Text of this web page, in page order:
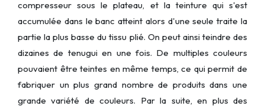
compresseur sous le plateau, et la teinture qui s'est
accumulée dans le banc atteint alors d'une seule traite la
partie la plus basse du tissu plié. On peut ainsi teindre des
dizaines de tenugui en une fois. De multiples couleurs
pouvaient être teintes en même temps, ce qui permit de
fabriquer un plus grand nombre de produits dans une
grande variété de couleurs. Par la suite, en plus des